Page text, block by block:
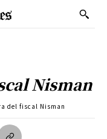
Nisman
del fiscal Nisman